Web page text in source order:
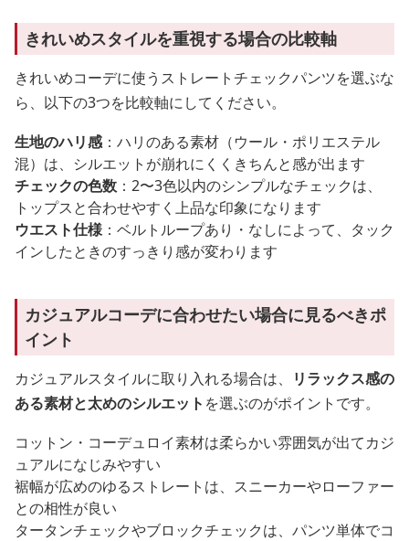
きれいめスタイルを重視する場合の比較軸
きれいめコーデに使うストレートチェックパンツを選ぶな
ら、以下の3つを比較軸にしてください。
生地のハリ感：ハリのある素材（ウール・ポリエステル
混）は、シルエットが崩れにくくきちんと感が出ます
チェックの色数 ：2〜3色以内のシンプルなチェックは、
トップスと合わせやすく上品な印象になります
ウエスト仕様：ベルトループあり・なしによって、タック
インしたときのすっきり感が変わります
カジュアルコーデに合わせたい場合に見るべきポ
イント
カジュアルスタイルに取り入れる場合は、
リラックス感の
ある素材と太めのシルエット を選ぶのがポイントです。
コットン・コーデュロイ素材は柔らかい雰囲気が出てカジ
ュアルになじみやすい
裾幅が広めのゆるストレートは、スニーカーやローファー
との相性が良い
タータンチェックやブロックチェックは、パンツ単体でコ